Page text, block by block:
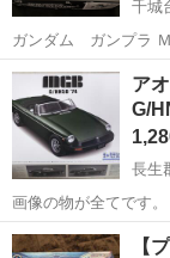
千城
ガンダム ガンプラ ＭＧ 1/
ご遠慮下さい。
千葉 千葉市
ア
G/
長生
画像の物が全てです。
千葉 長生郡
【